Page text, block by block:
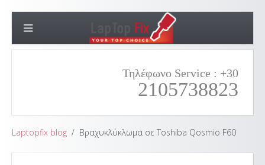
Τηλέφωνο Service : +30
2105738823
Laptopfix blog Βραχυκλύκλωμα σε Toshiba Qosmio F60